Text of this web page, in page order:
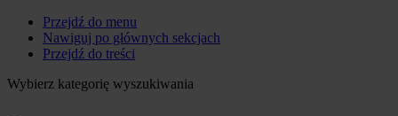
Przejdź do menu
Nawiguj po głównych sekcjach
Przejdź do treści
Wybierz kategorię wyszukiwania